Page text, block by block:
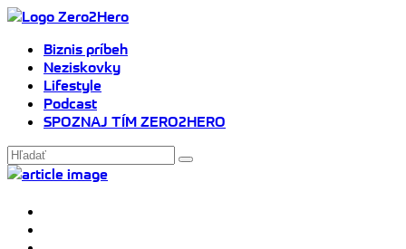
Biznis príbeh
Neziskovky
Lifestyle
Podcast
SPOZNAJ TÍM ZERO2HERO